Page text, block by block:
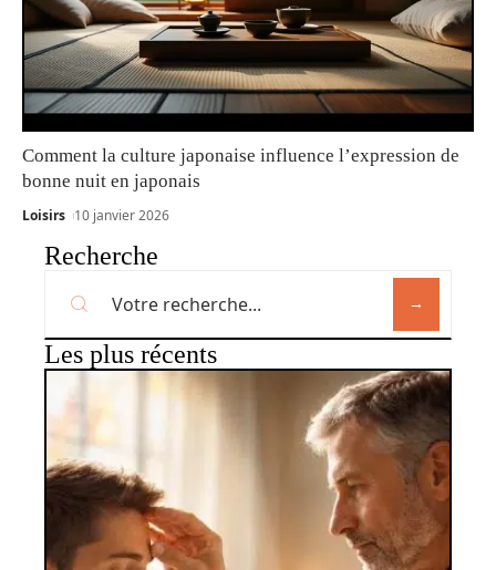
Comment la culture japonaise influence l’expression de
bonne nuit en japonais
Loisirs 10 janvier 2026
Recherche
Les plus récents